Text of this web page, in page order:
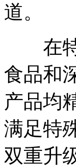
道。
在特
食品和
产品均
满足特
双重升